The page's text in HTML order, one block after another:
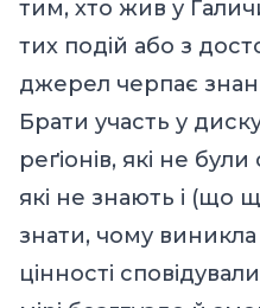
тим, хто жив у
тих подій або з
джерел черпає
Брати участь у
реґіонів, які не
які не знають і (що
знати, чому
цінності